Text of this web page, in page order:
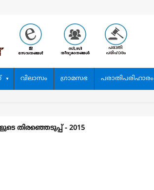
വിലാസം ഗ്രാമസഭ പരാതിപരിഹാരം
തിരഞ്ഞെടുപ്പ്‌ - 2015